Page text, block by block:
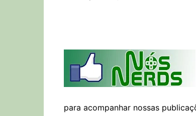
para acompanhar nossas